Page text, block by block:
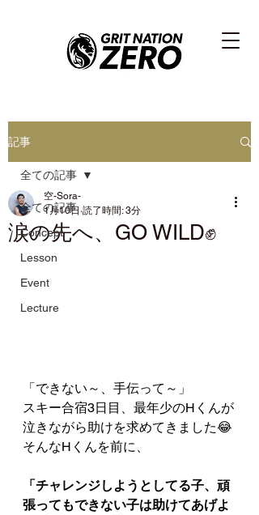
記事
全ての記事
Concept
Lesson
Event
Lecture
全ての記事
涙の先へ、GO WILD✊
空-Sora-
1月10日 読了時間: 3分
「できない～、手伝って～」
スキー合宿3日目、最年少のHくんが
泣きながら助けを求めてきました😂
そんなHくんを前に、
「チャレンジしようとしてる子、頑
張ってもできない子は助けてあげよ